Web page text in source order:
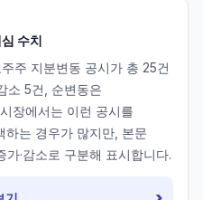
수치
주 지분변동 공시가 총 25건
소 5건, 순변동은
장에서는 이런 공시를
하는 경우가 많지만, 본문
·감소로 구분해 표시합니다.